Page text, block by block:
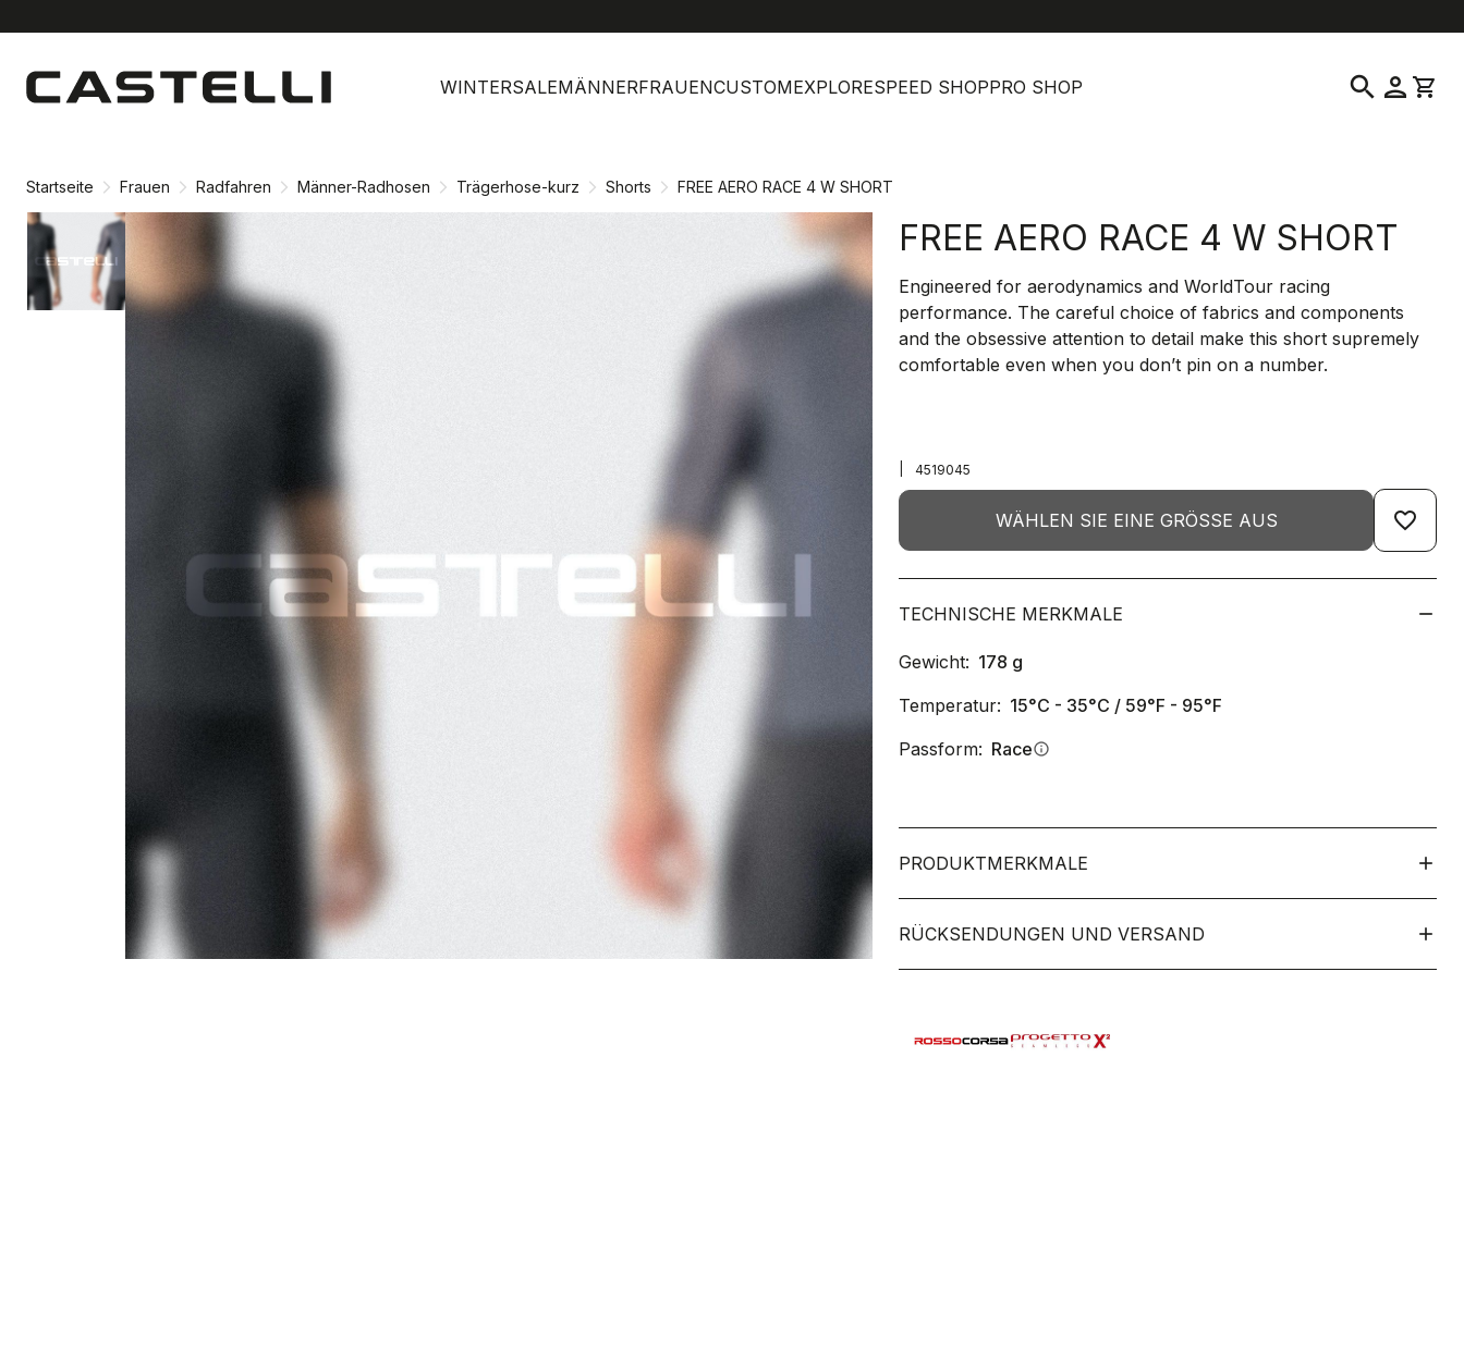
Inhalt
springen
Navigation
springen
WINTERSALEMÄNNERFRAUENCUSTOMEXPLORESPEED SHOPPRO SHOP search person shopping_cart
Startseite Frauen Radfahren Männer-Radhosen Trägerhose-kurz Shorts FREE AERO RACE 4 W SHORT
FREE AERO RACE 4 W SHORT
Engineered for aerodynamics and WorldTour racing
performance. The careful choice of fabrics and components
and the obsessive attention to detail make this short supremely
comfortable even when you don’t pin on a number.
4519045
WÄHLEN SIE EINE GRÖSSE AUS favorite_border
TECHNISCHE MERKMALE
Gewicht: 178 g
Temperatur: 15°C - 35°C / 59°F - 95°F
Passform: Raceinfo
PRODUKTMERKMALE
RÜCKSENDUNGEN UND VERSAND